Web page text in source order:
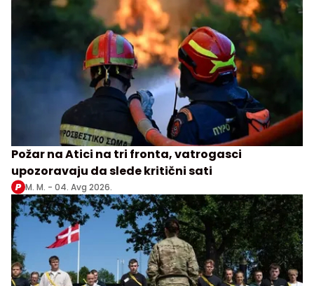
Požar na Atici na tri fronta, vatrogasci
upozoravaju da slede kritični sati
M. M. - 04. Avg 2026.